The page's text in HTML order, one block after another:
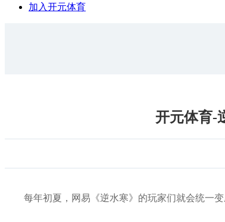
加入开元体育
开元体育-
每年初夏，网易《逆水寒》的玩家们就会统一变